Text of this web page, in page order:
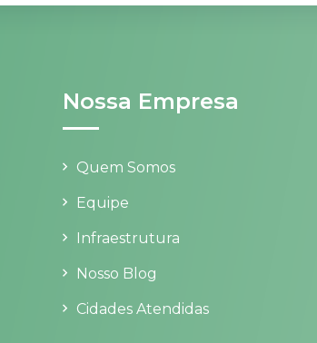
Nossa Empresa
Quem Somos
Equipe
Infraestrutura
Nosso Blog
Cidades Atendidas